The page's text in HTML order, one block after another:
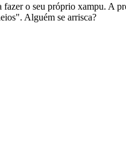
fazer o seu próprio xampu. A
Alguém se arrisca?